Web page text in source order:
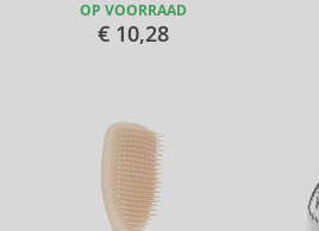
OP VOORRAAD
€ 10,28